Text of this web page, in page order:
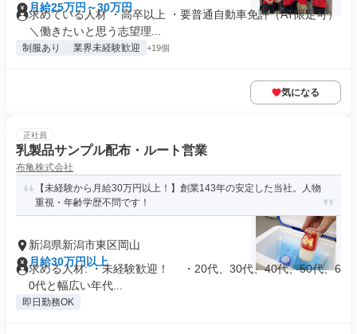
月給25万円～30万円
求めている人材 ・高卒以上 ・要普通自動車免許（AT限定可）
＼働きたいと思う志望理...
制服あり 業界未経験歓迎 +19個
気になる
正社員
乳製品サンプル配布・ルート営業
布亀株式会社
【未経験から月給30万円以上！】創業143年の安定した当社。人物
重視・年齢学歴不問です！
新潟県新潟市東区岡山
月給30万円以上
求める人材: ・未経験歓迎！ ・20代、30代、40代、50代、6
0代と幅広い年代...
即日勤務OK